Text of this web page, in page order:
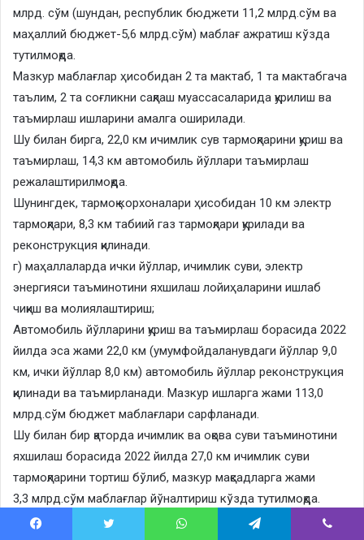
млрд. сўм (шундан, республик бюджети 11,2 млрд.сўм ва
маҳаллий бюджет-5,6 млрд.сўм) маблағ ажратиш кўзда
тутилмоқда.
Мазкур маблағлар ҳисобидан 2 та мактаб, 1 та мактабгача
таълим, 2 та соғликни сақлаш муассасаларида қурилиш ва
таъмирлаш ишларини амалга оширилади.
Шу билан бирга, 22,0 км ичимлик сув тармоқларини қуриш ва
таъмирлаш, 14,3 км автомобиль йўллари таъмирлаш
режалаштирилмоқда.
Шунингдек, тармоқ корхоналари ҳисобидан 10 км электр
тармоқлари, 8,3 км табиий газ тармоқлари қурилади ва
реконструкция қилинади.
г) маҳаллаларда ички йўллар, ичимлик суви, электр
энергияси таъминотини яхшилаш лойиҳаларини ишлаб
чиқиш ва молиялаштириш;
Автомобиль йўлларини қуриш ва таъмирлаш борасида 2022
йилда эса жами 22,0 км (умумфойдаланувдаги йўллар 9,0
км, ички йўллар 8,0 км) автомобиль йўллар реконструкция
қилинади ва таъмирланади. Мазкур ишларга жами 113,0
млрд.сўм бюджет маблағлари сарфланади.
Шу билан бир қаторда ичимлик ва оқова суви таъминотини
яхшилаш борасида 2022 йилда 27,0 км ичимлик суви
тармоқларини тортиш бўлиб, мазкур мақсадларга жами
3,3 млрд.сўм маблағлар йўналтириш кўзда тутилмоқда.
Тоза ичимлик суви билан таъминлаш даражаси